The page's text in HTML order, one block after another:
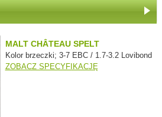
MALT CHÂTEAU SPELT
Kolor brzeczki; 3-7 EBC / 1.7-3.2 Lovibond
ZOBACZ SPECYFIKACJĘ